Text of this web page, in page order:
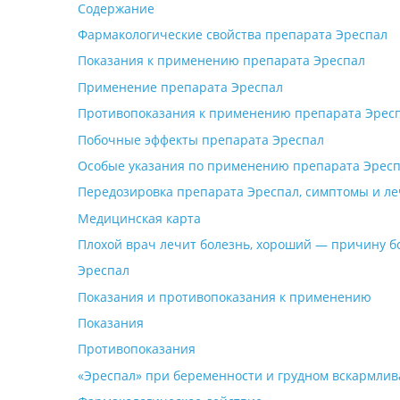
Содержание
Фармакологические свойства препарата Эреспал
Показания к применению препарата Эреспал
Применение препарата Эреспал
Противопоказания к применению препарата
Побочные эффекты препарата Эреспал
Особые указания по применению препарата
Передозировка препарата Эреспал, симптомы и
Медицинская карта
Плохой врач лечит болезнь, хороший — причину
Эреспал
Показания и противопоказания к применению
Показания
Противопоказания
«Эреспал» при беременности и грудном